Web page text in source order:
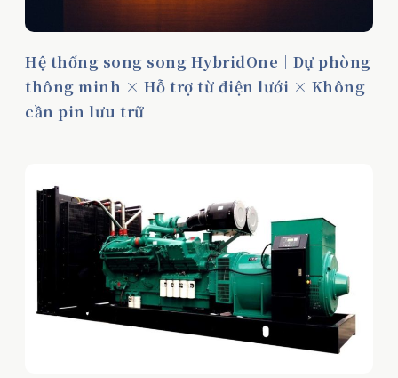
Hệ thống song song HybridOne｜Dự phòng
thông minh × Hỗ trợ từ điện lưới × Không
cần pin lưu trữ